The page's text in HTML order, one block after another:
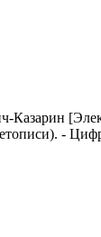
Казарин
-